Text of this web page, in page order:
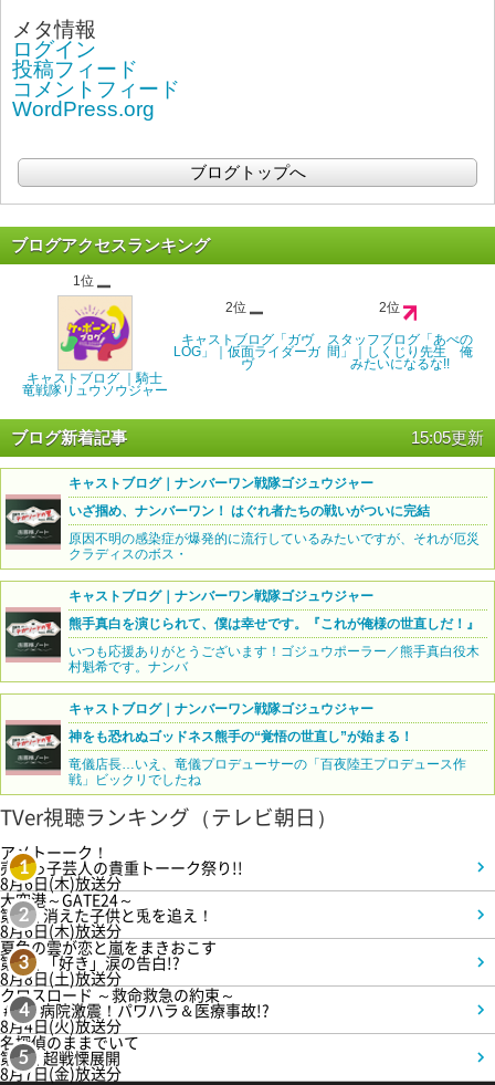
メタ情報
ログイン
投稿フィード
コメントフィード
WordPress.org
ブログトップへ
ブログアクセスランキング
1位
キャストブログ ｜騎士
竜戦隊リュウソウジャー
2位
キャストブログ「ガヴ
LOG」｜仮面ライダーガ
ヴ
2位
スタッフブログ「あべの
間」｜しくじり先生 俺
みたいになるな!!
ブログ新着記事 15:05更新
キャストブログ｜ナンバーワン戦隊ゴジュウジャー
いざ掴め、ナンバーワン！ はぐれ者たちの戦いがついに完結
原因不明の感染症が爆発的に流行しているみたいですが、それが厄災
クラディスのボス・
キャストブログ｜ナンバーワン戦隊ゴジュウジャー
熊手真白を演じられて、僕は幸せです。『これが俺様の世直しだ！』
いつも応援ありがとうございます！ゴジュウポーラー／熊手真白役木
村魁希です。ナンバ
キャストブログ｜ナンバーワン戦隊ゴジュウジャー
神をも恐れぬゴッドネス熊手の“覚悟の世直し”が始まる！
竜儀店長…いえ、竜儀プロデューサーの「百夜陸王プロデュース作
戦」ビックリでしたね
TVer視聴ランキング（テレビ朝日）
1
アメトーーク！
売れっ子芸人の貴重トーーク祭り!!
8月6日(木)放送分
2
大空港～GATE24～
第3話 消えた子供と兎を追え！
8月6日(木)放送分
3
夏色の雲が恋と嵐をまきおこす
第5話 「好き」涙の告白!?
8月8日(土)放送分
4
クロスロード ～救命救急の約束～
＃5 病院激震！パワハラ＆医療事故!?
8月4日(火)放送分
5
名探偵のままでいて
第4話 超戦慄展開
8月7日(金)放送分